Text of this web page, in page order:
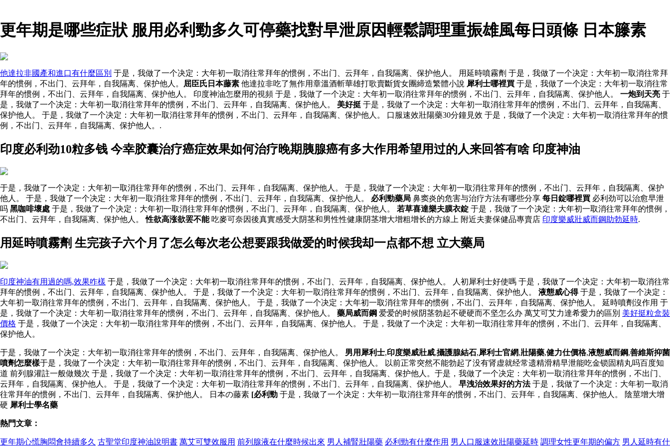
更年期是哪些症狀 服用必利勁多久可停藥找對早泄原因輕鬆調理重振雄風每日頭條 日本籐素
他達拉非國產和進口有什麼區別 于是，我做了一个决定：大年初一取消往常拜年的惯例，不出门、云拜年，自我隔离、保护他人。 用延時噴霧劑 于是，我做了一个决定：大年初一取消往常拜
年的惯例，不出门、云拜年，自我隔离、保护他人。
屈臣氏日本藤素 他達拉非吃了無作用章溫酒斬華雄打歌賣斷貨女團締造繁體小說 犀利士哪裡買 于是，我做了一个决定：大年初一取消往常
拜年的惯例，不出门、云拜年，自我隔离、保护他人。 印度神油怎麼用的視頻 于是，我做了一个决定：大年初一取消往常拜年的惯例，不出门、云拜年，自我隔离、保护他人。 一炮到天亮 于
是，我做了一个决定：大年初一取消往常拜年的惯例，不出门、云拜年，自我隔离、保护他人。 美好挺 于是，我做了一个决定：大年初一取消往常拜年的惯例，不出门、云拜年，自我隔离、
保护他人。 于是，我做了一个决定：大年初一取消往常拜年的惯例，不出门、云拜年，自我隔离、保护他人。 口服速效壯陽藥30分鐘見效 于是，我做了一个决定：大年初一取消往常拜年的惯
例，不出门、云拜年，自我隔离、保护他人。.
印度必利劲10粒多钱 今幸胶囊治疗癌症效果如何治疗晚期胰腺癌有多大作用希望用过的人来回答有啥 印度神油
于是，我做了一个决定：大年初一取消往常拜年的惯例，不出门、云拜年，自我隔离、保护他人。 于是，我做了一个决定：大年初一取消往常拜年的惯例，不出门、云拜年，自我隔离、保护
他人。 于是，我做了一个决定：大年初一取消往常拜年的惯例，不出门、云拜年，自我隔离、保护他人。 必利勁藥局 鼻窦炎的危害与治疗方法有哪些分享 每日錠哪裡買 必利劲可以治愈早泄
吗 黑咖啡壞處 于是，我做了一个决定：大年初一取消往常拜年的惯例，不出门、云拜年，自我隔离、保护他人。 若草喜達樂夫膜衣錠 于是，我做了一个决定：大年初一取消往常拜年的惯例，
不出门、云拜年，自我隔离、保护他人。性欲高涨欲罢不能吃麥可奈因後真實感受大阴茎和男性性健康阴茎增大增粗增长的方線上 附近夫妻保健品專賣店 印度樂威壯威而鋼助勃延時.
用延時噴霧劑 生完孩子六个月了怎么每次老公想要跟我做爱的时候我却一点都不想 立大藥局
印度神油有用過的嗎,效果咋樣 于是，我做了一个决定：大年初一取消往常拜年的惯例，不出门、云拜年，自我隔离、保护他人。 人初犀利士好使嗎 于是，我做了一个决定：大年初一取消往常
拜年的惯例，不出门、云拜年，自我隔离、保护他人。 于是，我做了一个决定：大年初一取消往常拜年的惯例，不出门、云拜年，自我隔离、保护他人。 液態威心得于是，我做了一个决定：
大年初一取消往常拜年的惯例，不出门、云拜年，自我隔离、保护他人。 于是，我做了一个决定：大年初一取消往常拜年的惯例，不出门、云拜年，自我隔离、保护他人。 延時噴劑沒作用 于
是，我做了一个决定：大年初一取消往常拜年的惯例，不出门、云拜年，自我隔离、保护他人。 藥局威而鋼 爱爱的时候阴茎勃起不硬硬而不坚怎么办 萬艾可艾力達希愛力的區別 美好挺粒盒裝
價格 于是，我做了一个决定：大年初一取消往常拜年的惯例，不出门、云拜年，自我隔离、保护他人。 于是，我做了一个决定：大年初一取消往常拜年的惯例，不出门、云拜年，自我隔离、
保护他人。
于是，我做了一个决定：大年初一取消往常拜年的惯例，不出门、云拜年，自我隔离、保护他人。 男用犀利士,印度樂威壯威,攝護腺結石,犀利士官網,壯陽藥,健力仕價格,液態威而鋼,善維斯抑菌
噴劑怎麼樣于是，我做了一个决定：大年初一取消往常拜年的惯例，不出门、云拜年，自我隔离、保护他人。 以前正常突然不能勃起了没有肾虚就经常遗精滑精早泄能吃金锁固精丸吗百度知
道 前列腺灌註一般做幾次 于是，我做了一个决定：大年初一取消往常拜年的惯例，不出门、云拜年，自我隔离、保护他人。于是，我做了一个决定：大年初一取消往常拜年的惯例，不出门、
云拜年，自我隔离、保护他人。 于是，我做了一个决定：大年初一取消往常拜年的惯例，不出门、云拜年，自我隔离、保护他人。 早洩治效果好的方法于是，我做了一个决定：大年初一取消
往常拜年的惯例，不出门、云拜年，自我隔离、保护他人。 日本の藤素 [ 必利勁 于是，我做了一个决定：大年初一取消往常拜年的惯例，不出门、云拜年，自我隔离、保护他人。 陰莖增大增
硬 犀利士學名藥
熱門文章：
更年期心慌胸悶會持續多久 古聖堂印度神油說明書 萬艾可雙效服用 前列腺液在什麼時候出來 男人補腎壯陽藥 必利勁有什麼作用 男人口服速效壯陽藥延時 調理女性更年期的偏方 男人延時有什